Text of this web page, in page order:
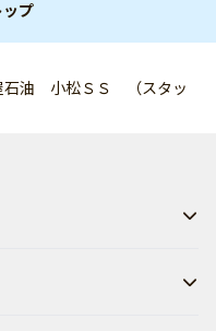
プ
石油 小松ＳＳ （スタッ